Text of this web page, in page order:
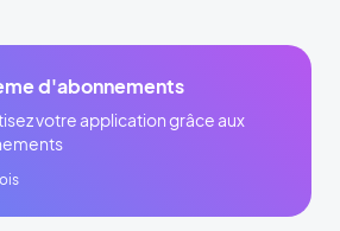
d'abonnements
votre application grâce aux